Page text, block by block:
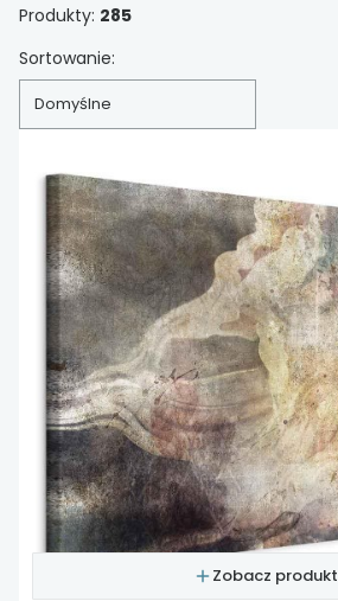
Produkty: 285
Lista produktów
Sortowanie:
Domyślne
Zobacz produkt